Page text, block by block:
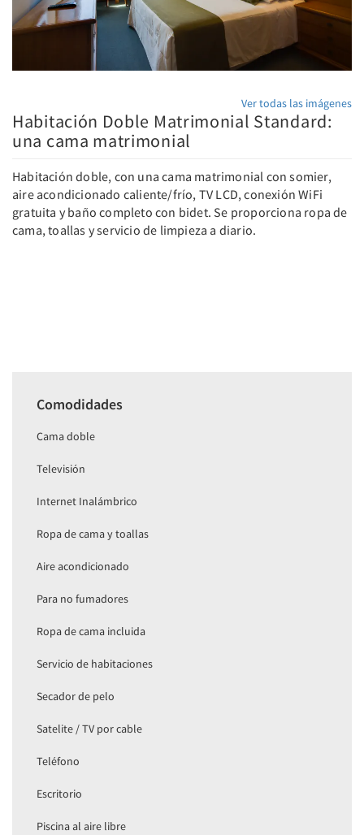
Ver todas las imágenes
Habitación Doble Matrimonial Standard:
una cama matrimonial
Habitación doble, con una cama matrimonial con somier,
aire acondicionado caliente/frío, TV LCD, conexión WiFi
gratuita y baño completo con bidet. Se proporciona ropa de
cama, toallas y servicio de limpieza a diario.
Comodidades
Cama doble
Televisión
Internet Inalámbrico
Ropa de cama y toallas
Aire acondicionado
Para no fumadores
Ropa de cama incluida
Servicio de habitaciones
Secador de pelo
Satelite / TV por cable
Teléfono
Escritorio
Piscina al aire libre